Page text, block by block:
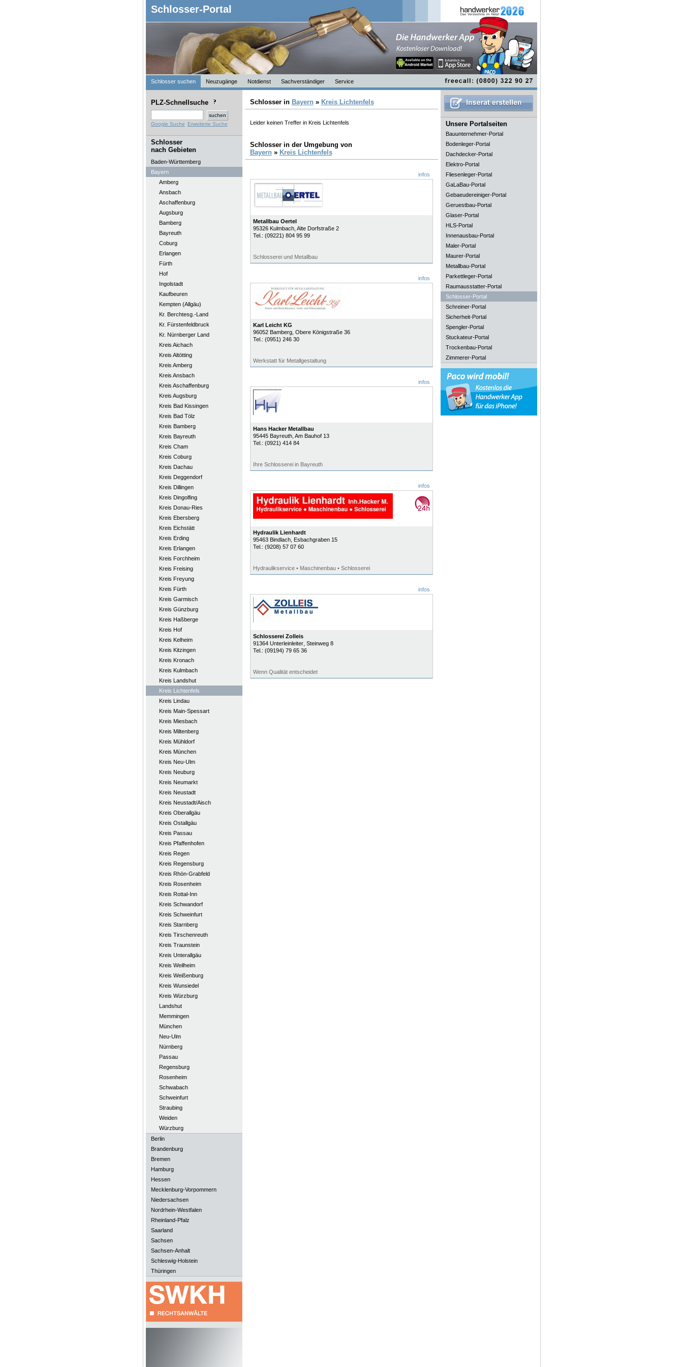
Schlosser-Portal
Schlosser suchen Neuzugänge Notdienst Sachverständiger Service
PLZ-Schnellsuche
Google Suche Erweiterte Suche
Schlosser
nach Gebieten
Baden-Württemberg
Bayern
Amberg
Ansbach
Aschaffenburg
Augsburg
Bamberg
Bayreuth
Coburg
Erlangen
Fürth
Hof
Ingolstadt
Kaufbeuren
Kempten (Allgäu)
Kr. Berchtesg.-Land
Kr. Fürstenfeldbruck
Kr. Nürnberger Land
Kreis Aichach
Kreis Altötting
Kreis Amberg
Kreis Ansbach
Kreis Aschaffenburg
Kreis Augsburg
Kreis Bad Kissingen
Kreis Bad Tölz
Kreis Bamberg
Kreis Bayreuth
Kreis Cham
Kreis Coburg
Kreis Dachau
Kreis Deggendorf
Kreis Dillingen
Kreis Dingolfing
Kreis Donau-Ries
Kreis Ebersberg
Kreis Eichstätt
Kreis Erding
Kreis Erlangen
Kreis Forchheim
Kreis Freising
Kreis Freyung
Kreis Fürth
Kreis Garmisch
Kreis Günzburg
Kreis Haßberge
Kreis Hof
Kreis Kelheim
Kreis Kitzingen
Kreis Kronach
Kreis Kulmbach
Kreis Landshut
Kreis Lichtenfels
Kreis Lindau
Kreis Main-Spessart
Kreis Miesbach
Kreis Miltenberg
Kreis Mühldorf
Kreis München
Kreis Neu-Ulm
Kreis Neuburg
Kreis Neumarkt
Kreis Neustadt
Kreis Neustadt/Aisch
Kreis Oberallgäu
Kreis Ostallgäu
Kreis Passau
Kreis Pfaffenhofen
Kreis Regen
Kreis Regensburg
Kreis Rhön-Grabfeld
Kreis Rosenheim
Kreis Rottal-Inn
Kreis Schwandorf
Kreis Schweinfurt
Kreis Starnberg
Kreis Tirschenreuth
Kreis Traunstein
Kreis Unterallgäu
Kreis Weilheim
Kreis Weißenburg
Kreis Wunsiedel
Kreis Würzburg
Landshut
Memmingen
München
Neu-Ulm
Nürnberg
Passau
Regensburg
Rosenheim
Schwabach
Schweinfurt
Straubing
Weiden
Würzburg
Berlin
Brandenburg
Bremen
Hamburg
Hessen
Mecklenburg-Vorpommern
Niedersachsen
Nordrhein-Westfalen
Rheinland-Pfalz
Saarland
Sachsen
Sachsen-Anhalt
Schleswig-Holstein
Thüringen
Schlosser in Bayern » Kreis Lichtenfels
Leider keinen Treffer in Kreis Lichtenfels
Schlosser in der Umgebung von
Bayern » Kreis Lichtenfels
infos
Metallbau Oertel
95326 Kulmbach, Alte Dorfstraße 2
Tel.: (09221) 804 95 99
Schlosserei und Metallbau
infos
Karl Leicht KG
96052 Bamberg, Obere Königstraße 36
Tel.: (0951) 246 30
Werkstatt für Metallgestaltung
infos
Hans Hacker Metallbau
95445 Bayreuth, Am Bauhof 13
Tel.: (0921) 414 84
Ihre Schlosserei in Bayreuth
infos
Hydraulik Lienhardt
95463 Bindlach, Esbachgraben 15
Tel.: (9208) 57 07 60
Hydraulikservice • Maschinenbau • Schlosserei
infos
Schlosserei Zolleis
91364 Unterleinleiter, Steinweg 8
Tel.: (09194) 79 65 36
Wenn Qualität entscheidet
Unsere Portalseiten
Bauunternehmer-Portal
Bodenleger-Portal
Dachdecker-Portal
Elektro-Portal
Fliesenleger-Portal
GaLaBau-Portal
Gebaeudereiniger-Portal
Geruestbau-Portal
Glaser-Portal
HLS-Portal
Innenausbau-Portal
Maler-Portal
Maurer-Portal
Metallbau-Portal
Parkettleger-Portal
Raumausstatter-Portal
Schlosser-Portal
Schreiner-Portal
Sicherheit-Portal
Spengler-Portal
Stuckateur-Portal
Trockenbau-Portal
Zimmerer-Portal